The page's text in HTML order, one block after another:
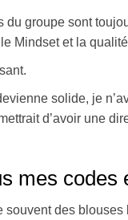
du groupe sont
Mindset et la
solide, je
d’avoir une
mes
souvent des